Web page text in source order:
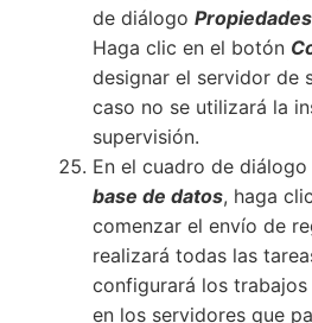
de diálogo
Haga clic en el botón
designar el servidor de
caso no se utilizará la
supervisión.
En el cuadro de diálogo
base de datos, haga
comenzar el envío de
realizará todas las
configurará los
en los servidores que